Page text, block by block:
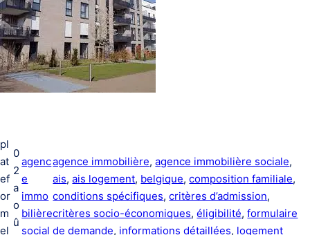
pl
at
ef
or
m
el
0
2
a
o
û
agenc
e
immo
bilière
social
agence immobilière, agence immobilière sociale
ais, ais logement, belgique, composition familiale
conditions spécifiques, critères d’admission
critères socio-économiques, éligibilité, formulaire
de demande, informations détaillées, logement